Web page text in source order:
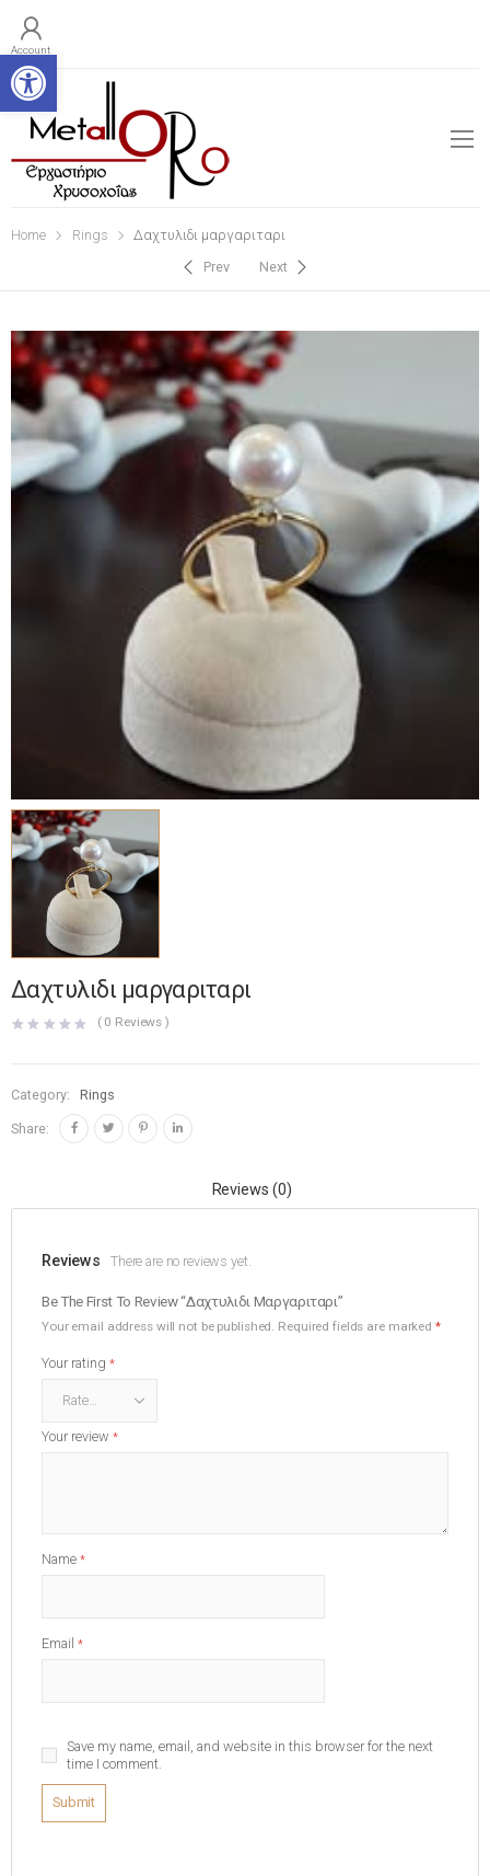
Account
Home Rings
Δαχτυλιδι μαργαριταρι
Prev
Next
Δαχτυλιδι μαργαριταρι
( 0 Reviews )
Category: Rings
Share:
Reviews (0)
Reviews There are no reviews yet.
Be The First To Review “Δαχτυλιδι Μαργαριταρι”
Your email address will not be published. Required fields are marked *
Your rating *
Your review *
Name *
Email *
Save my name, email, and website in this browser for the next
time I comment.
Open toolbar